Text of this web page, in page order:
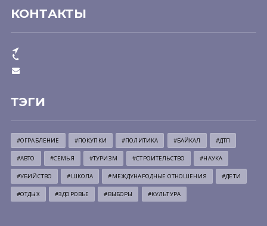
КОНТАКТЫ
ТЭГИ
#ОГРАБЛЕНИЕ #ПОКУПКИ #ПОЛИТИКА #БАЙКАЛ #ДТП
#АВТО #СЕМЬЯ #ТУРИЗМ #СТРОИТЕЛЬСТВО #НАУКА
#УБИЙСТВО #ШКОЛА #МЕЖДУНАРОДНЫЕ ОТНОШЕНИЯ #ДЕТИ
#ОТДЫХ #ЗДОРОВЬЕ #ВЫБОРЫ #КУЛЬТУРА